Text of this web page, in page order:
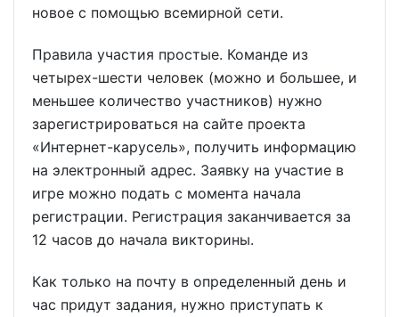
новое с помощью всемирной сети.
Правила участия простые. Команде из
четырех-шести человек (можно и большее, и
меньшее количество участников) нужно
зарегистрироваться на сайте проекта
«Интернет-карусель», получить информацию
на электронный адрес. Заявку на участие в
игре можно подать с момента начала
регистрации. Регистрация заканчивается за
12 часов до начала викторины.
Как только на почту в определенный день и
час придут задания, нужно приступать к